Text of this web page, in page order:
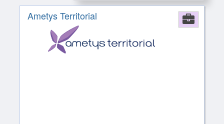
Ametys Territorial